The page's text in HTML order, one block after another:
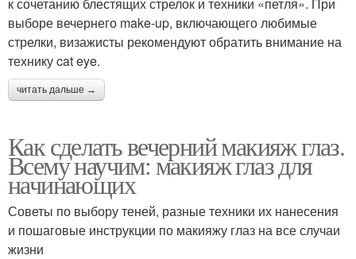
выборе вечернего make-up, включающего любимые
стрелки, визажисты рекомендуют обратить внимание на
технику cat eye.
читать дальше →
Как сделать вечерний макияж глаз.
Всему научим: макияж глаз для
начинающих
Советы по выбору теней, разные техники их нанесения
и пошаговые инструкции по макияжу глаз на все случаи
жизни